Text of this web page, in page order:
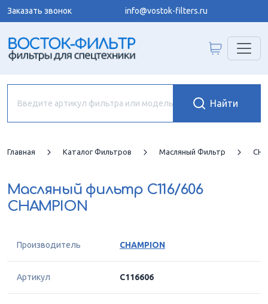
Заказать звонок info@vostok-filters.ru
Главная Каталог Фильтров Масляный Фильтр
Масляный фильтр C116/606
CHAMPION
Производитель CHAMPION
Артикул C116606